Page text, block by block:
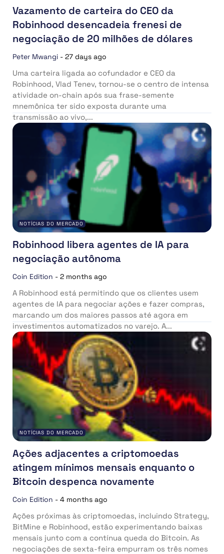
Vazamento de carteira do CEO da
Robinhood desencadeia frenesi de
negociação de 20 milhões de dólares
Peter Mwangi - 27 days ago
Uma carteira ligada ao cofundador e CEO da
Robinhood, Vlad Tenev, tornou-se o centro de intensa
atividade on-chain após sua frase-semente
mnemônica ter sido exposta durante uma
transmissão ao vivo,...
NOTÍCIAS DO MERCADO
Robinhood libera agentes de IA para
negociação autônoma
Coin Edition - 2 months ago
A Robinhood está permitindo que os clientes usem
agentes de IA para negociar ações e fazer compras,
marcando um dos maiores passos até agora em
investimentos automatizados no varejo. A...
NOTÍCIAS DO MERCADO
Ações adjacentes a criptomoedas
atingem mínimos mensais enquanto o
Bitcoin despenca novamente
Coin Edition - 4 months ago
Ações próximas às criptomoedas, incluindo Strategy,
BitMine e Robinhood, estão experimentando baixas
mensais junto com a contínua queda do Bitcoin. As
negociações de sexta-feira empurram os três nomes